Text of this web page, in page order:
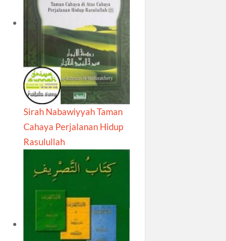
Sirah Nabawiyyah Taman
Cahaya Perjalanan Hidup
Rasulullah